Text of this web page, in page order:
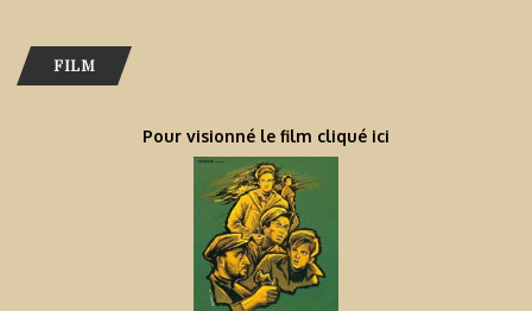
FILM
Pour visionné le film cliqué ici